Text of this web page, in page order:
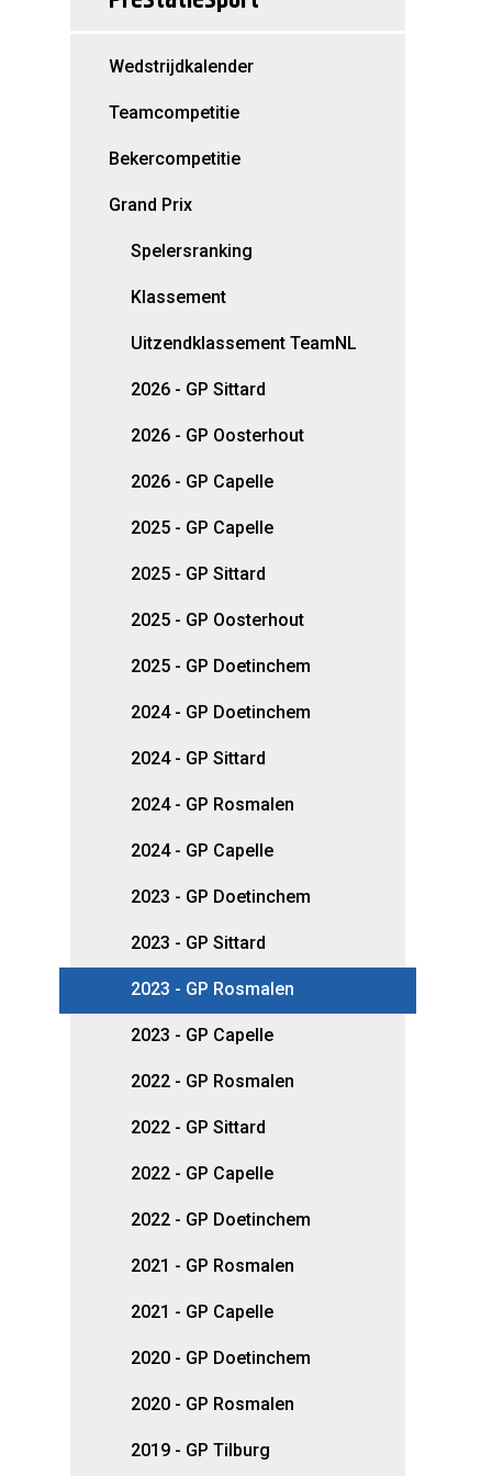
Wedstrijdkalender
Teamcompetitie
Bekercompetitie
Grand Prix
Spelersranking
Klassement
Uitzendklassement TeamNL
2026 - GP Sittard
2026 - GP Oosterhout
2026 - GP Capelle
2025 - GP Capelle
2025 - GP Sittard
2025 - GP Oosterhout
2025 - GP Doetinchem
2024 - GP Doetinchem
2024 - GP Sittard
2024 - GP Rosmalen
2024 - GP Capelle
2023 - GP Doetinchem
2023 - GP Sittard
2023 - GP Rosmalen
2023 - GP Capelle
2022 - GP Rosmalen
2022 - GP Sittard
2022 - GP Capelle
2022 - GP Doetinchem
2021 - GP Rosmalen
2021 - GP Capelle
2020 - GP Doetinchem
2020 - GP Rosmalen
2019 - GP Tilburg